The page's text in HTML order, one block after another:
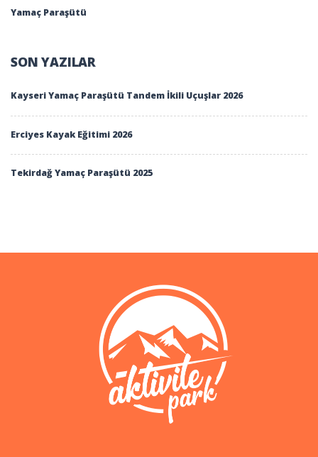
Yamaç Paraşütü
SON YAZILAR
Kayseri Yamaç Paraşütü Tandem İkili Uçuşlar 2026
Erciyes Kayak Eğitimi 2026
Tekirdağ Yamaç Paraşütü 2025